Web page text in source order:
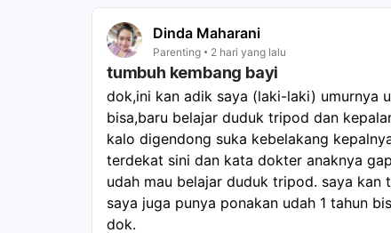
Dinda Maharani
Parenting 2 hari yang lalu
tumbuh kembang bayi
dok,ini kan adik saya (laki-laki) umurnya
bisa,baru belajar duduk tripod dan
kalo digendong suka kebelakang
terdekat sini dan kata dokter anaknya
udah mau belajar duduk tripod. saya
saya juga punya ponakan udah 1 tahun
dok.